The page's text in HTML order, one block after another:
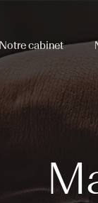
Notre cabinet